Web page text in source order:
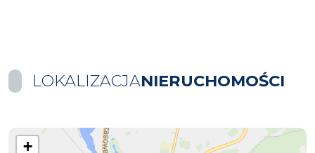
LOKALIZACJANIERUCHOMOŚCI
+